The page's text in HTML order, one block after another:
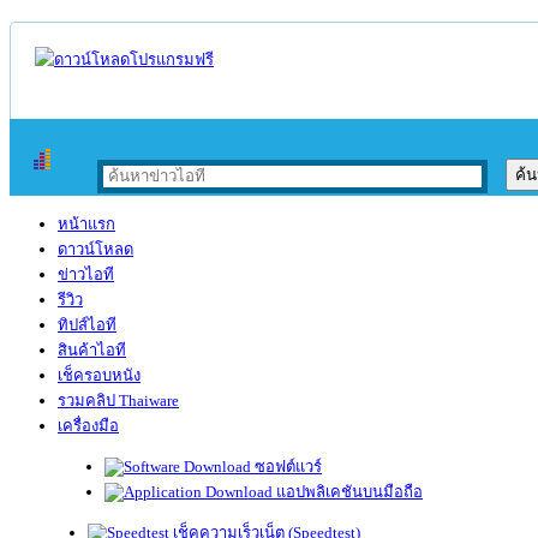
หน้าแรก
ดาวน์โหลด
ข่าวไอที
รีวิว
ทิปส์ไอที
สินค้าไอที
เช็ครอบหนัง
รวมคลิป Thaiware
เครื่องมือ
ซอฟต์แวร์
แอปพลิเคชันบนมือถือ
เช็คความเร็วเน็ต (Speedtest)